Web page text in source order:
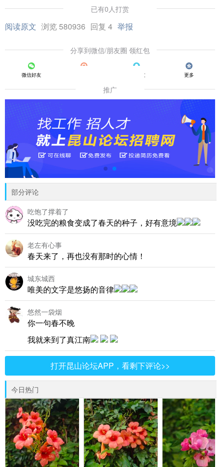
已有0人打赏
阅读原文 浏览 580936 回复 4 举报
分享到微信/朋友圈 领红包
微信好友 QQ好友 更多
推广
部分评论
吃饱了撑着了
没吃完的粮食变成了春天的种子，好有意境
老左有心事
春天来了，再也没有那时的心情！
城东城西
唯美的文字是悠扬的音律
悠然一袋烟
你一句春不晚
我就来到了真江南
打开昆山论坛APP，看剩下评论>>
今日热门